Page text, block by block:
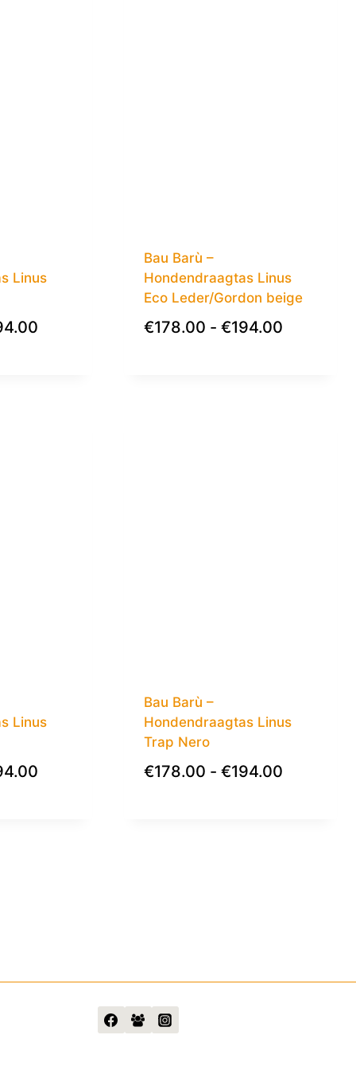
Petrebels(0)
Thule(0)
Voldux (0)
Linus
Bau Barù –
Hondendraagtas Linus
Eco Leder/Gordon beige
€178.00 - €194.00
Linus
Bau Barù –
Hondendraagtas Linus
Trap Nero
€178.00 - €194.00